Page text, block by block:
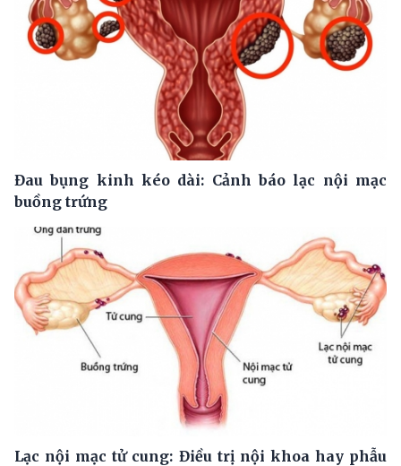
Đau bụng kinh kéo dài: Cảnh báo lạc nội mạc
buồng trứng
Lạc nội mạc tử cung: Điều trị nội khoa hay phẫu